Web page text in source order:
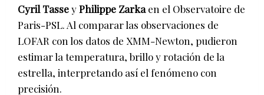
Cyril TasseyPhilippe Zarkaen el Observatoire de
Paris-PSL. Al comparar las observaciones de
LOFAR con los datos de XMM-Newton, pudieron
estimar la temperatura, brillo y rotación de la
estrella, interpretando así el fenómeno con
precisión.